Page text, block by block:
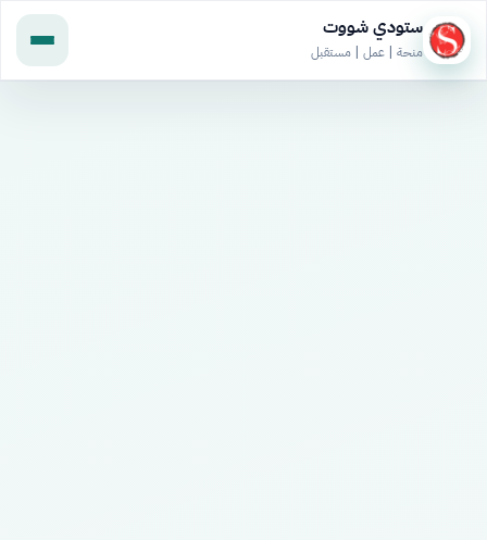
ستودي شووت
منحة | عمل | مستقبل